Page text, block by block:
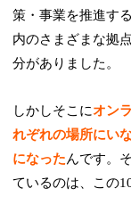
策・事業を推進す
内のさまざまな拠
分がありました。
しかしそこにオン
れぞれの場所にい
になったんです。
ているのは、この